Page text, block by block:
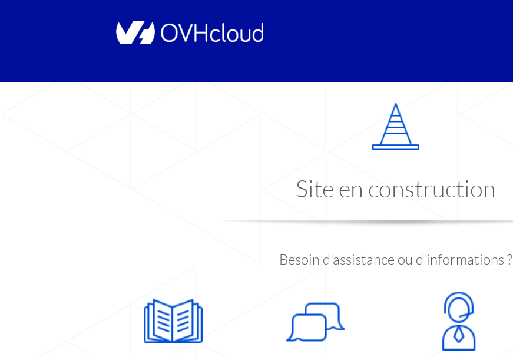
Site en construction
Besoin d'assistance ou d'informations ?